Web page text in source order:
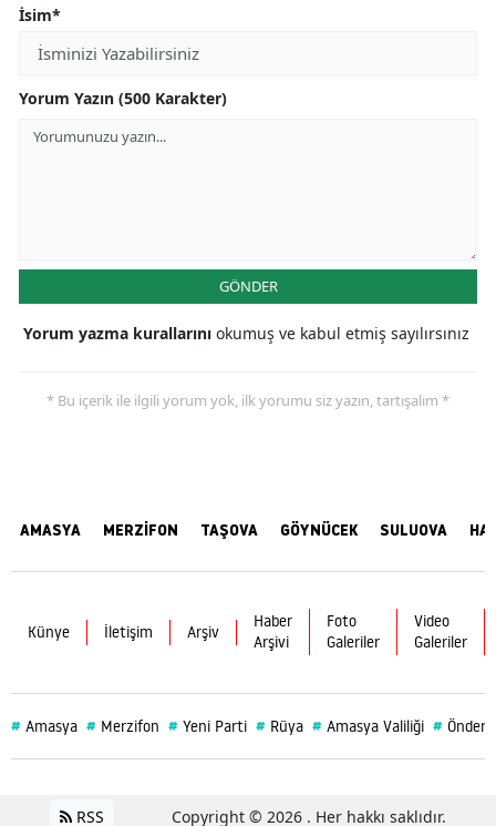
İsim*
Yorum Yazın (500 Karakter)
GÖNDER
Yorum yazma kurallarını okumuş ve kabul etmiş sayılırsınız
* Bu içerik ile ilgili yorum yok, ilk yorumu siz yazın, tartışalım *
AMASYA MERZİFON TAŞOVA GÖYNÜCEK SULUOVA
Künye İletişim Arşiv
Haber
Arşivi
Foto
Galeriler
Video
Galeriler
# Amasya # Merzifon # Yeni Parti # Rüya # Amasya Valiliği # Önder
RSS Copyright © 2026 . Her hakkı saklıdır.